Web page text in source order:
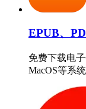
EPUB、
免费下载电
MacOS等系统